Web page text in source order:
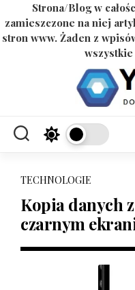
Strona/Blog w
zamieszczone na niej
stron www. Żaden z
wszystkie
TECHNOLOGIE
Kopia danych
czarnym